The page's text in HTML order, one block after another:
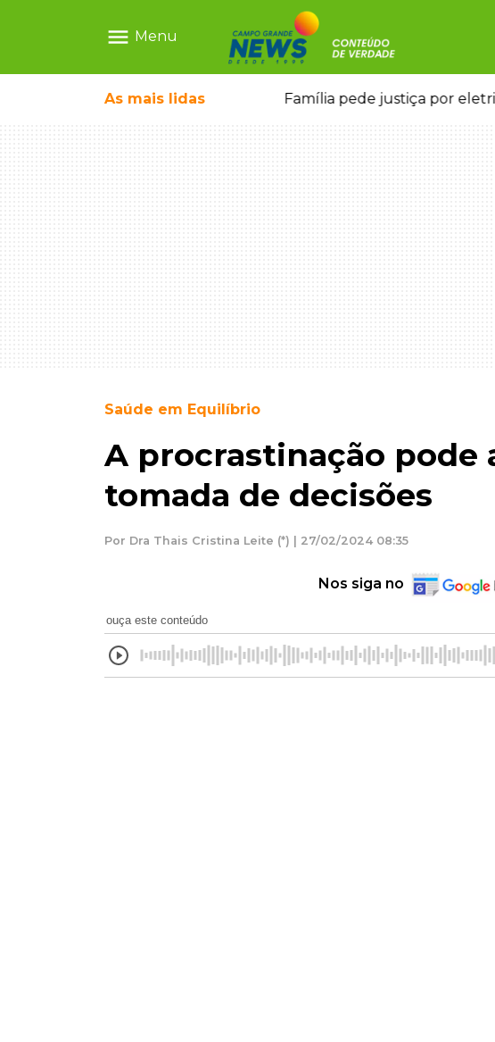
menu Menu
As mais lidas
e morre a caminho do hospital Família pede justiça por
Saúde em Equilíbrio
A procrastinação pode
tomada de decisões
Por Dra Thais Cristina Leite (*) | 27/02/2024 08:35
Nos siga no
ouça este conteúdo